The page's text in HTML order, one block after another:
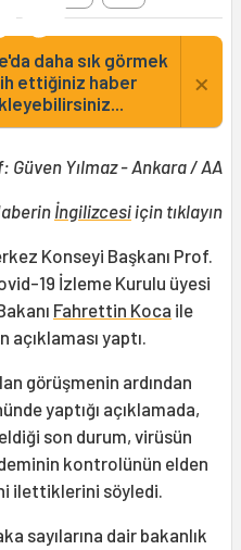
daha sık görmek
ettiğiniz haber
×
Güven Yılmaz - Ankara / AA
İngilizcesiiçin tıklayın
Konseyi Başkanı Prof.
19 İzleme Kurulu üyesi
Fahrettin Koca ile
açıklaması yaptı.
görüşmenin ardından
yaptığı açıklamada,
son durum, virüsün
kontrolünün elden
ilettiklerini söyledi.
sayılarına dair bakanlık